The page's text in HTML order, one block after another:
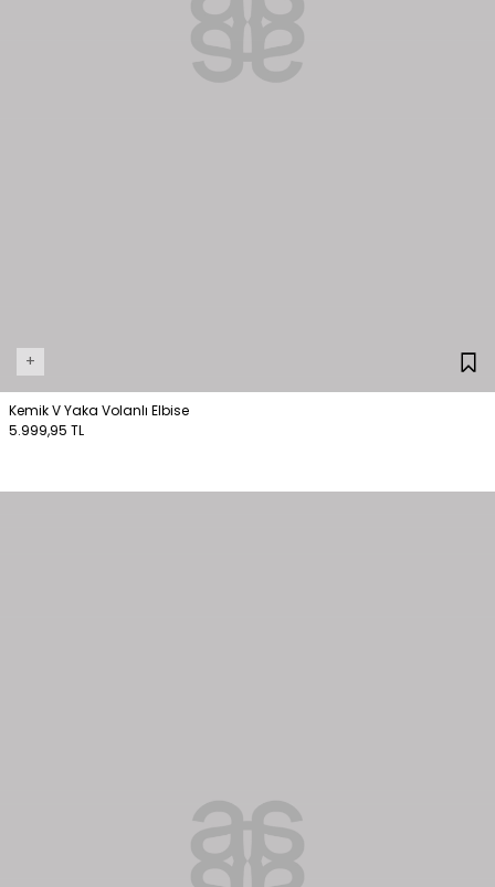
+
Kemik V Yaka Volanlı Elbise
5.999,95 TL